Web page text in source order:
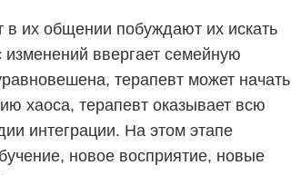
их общении побуждают их искать
ввергает семейную
терапевт может начать
хаоса, терапевт оказывает всю
интеграции. На этом этапе
новое восприятие, новые